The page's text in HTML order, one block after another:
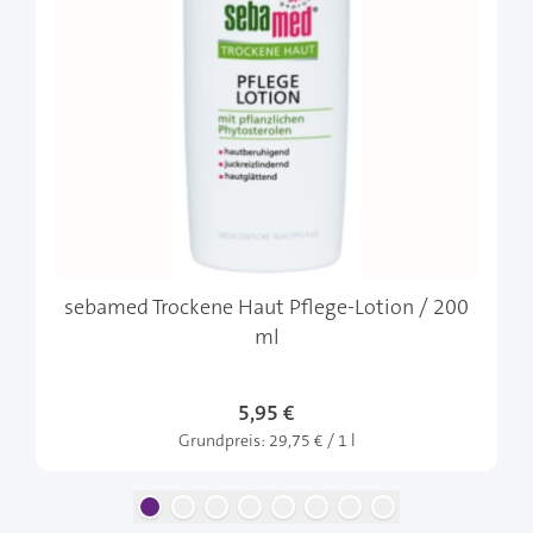
sebamed Trockene Haut Pflege-Lotion / 200
ml
5,95 €
Grundpreis: 29,75 € / 1 l